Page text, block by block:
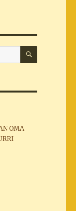
ZOEKEN
OMA